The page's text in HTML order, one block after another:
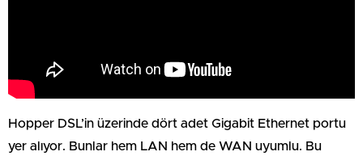
Hopper DSL’in üzerinde dört adet Gigabit Ethernet portu
yer alıyor. Bunlar hem LAN hem de WAN uyumlu. Bu